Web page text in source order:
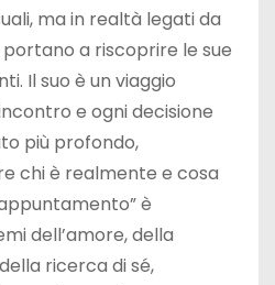
ma in realtà legati da
portano a riscoprire le sue
Il suo è un viaggio
e ogni decisione
più profondo,
chi è realmente e cosa
è
dell’amore, della
ricerca di sé,